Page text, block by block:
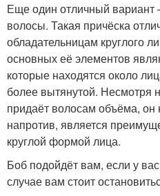
Еще один отличный вариант
волосы. Такая причёска
обладательницам круглого
основных её элементов
которые находятся около
более вытянутой. Несмотря
придаёт волосам объёма, он
напротив, является
круглой формой лица.
Боб подойдёт вам, если у
случае вам стоит